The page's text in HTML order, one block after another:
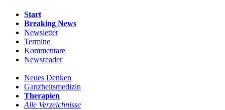
Start
Breaking News
Newsletter
Termine
Kommentare
Newsreader
Neues Denken
Ganzheitsmedizin
Therapien
Alle Verzeichnisse